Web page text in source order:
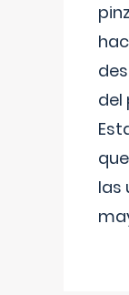
del
las